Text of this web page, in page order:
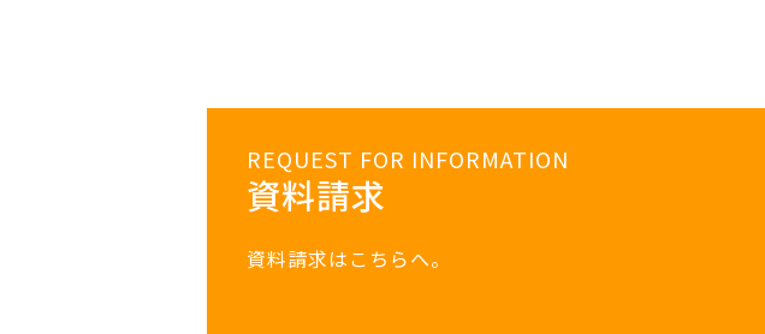
REQUEST FOR INFORMATION
資料請求
資料請求はこちらへ。